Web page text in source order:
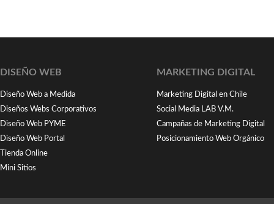
DISEÑO WEB
Diseño Web a Medida
Diseños Webs Corporativos
Diseño Web PYME
Diseño Web Portal
Tienda Online
Mini Sitios
MARKETING DIGITAL
Marketing Digital en Chile
Social Media LAB V.M.
Campañas de Marketing Digital
Posicionamiento Web Orgánico